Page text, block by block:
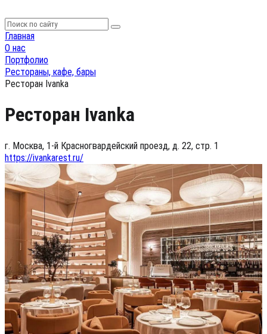
Главная
О нас
Портфолио
Рестораны, кафе, бары
Ресторан Ivanka
Ресторан Ivanka
г. Москва, 1-й Красногвардейский проезд, д. 22, стр. 1
https://ivankarest.ru/